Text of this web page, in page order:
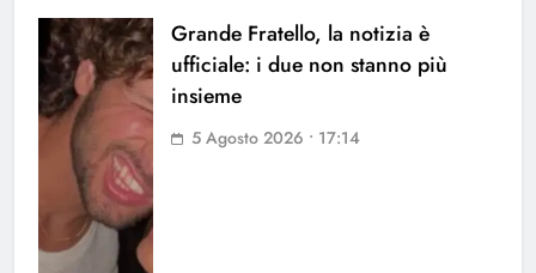
Grande Fratello, la notizia è
ufficiale: i due non stanno più
insieme
5 Agosto 2026 • 17:14